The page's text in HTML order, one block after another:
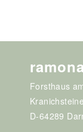
Forsthaus
D-64289